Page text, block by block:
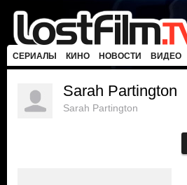
СЕРИАЛЫ КИНО НОВОСТИ ВИДЕО
Sarah Partington
Sarah Partington